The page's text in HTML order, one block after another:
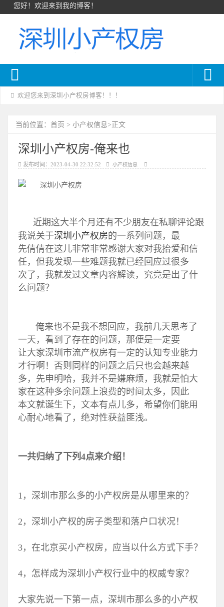
您好！欢迎来到我的博客！
欢迎您来到深圳小产权房博客！！！
当前位置： 首页 > 小产权信息>正文
深圳小产权房-俺来也
发布时间：2023-04-30 22:32:52 小产权信息
近期这大半个月还有不少朋友在私聊评论跟
我说关于深圳小产权房的一系列问题，最
先倩倩在这儿非常非常感谢大家对我抬爱和信
任，但我发现一些难题我就已经回应过很多
次了，我就发过文章内容解读，究竟是出了什
么问题？
俺来也不是我不想回应，我前几天思考了
一天，看到了存在的问题，那便是一定要
让大家深圳市流产权房有一定的认知专业能力
才行啊！否则同样的问题之后只也会越来越
多，先申明哈，我并不是嫌麻烦，我就是怕大
家在这种多余问题上浪费的时间太多，因此
本文就诞生下，文本有点儿多，希望你们能用
心耐心地看了，绝对性获益匪浅。
一共归纳了下列4点来介绍！
1，深圳市那么多的小产权房是从哪里来的？
2，深圳小产权的房子类型和落户口状况！
3，在北京买小产权房，应当以什么方式下手？
4，怎样成为深圳小产权行业中的权威专家？
大家先说一下第一点，深圳市那么多的小产权